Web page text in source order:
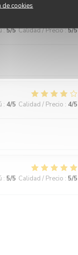
de cookies
:5/5 Calidad / Precio:5/5
: 4/5 Calidad / Precio : 4/5
: 5/5 Calidad / Precio : 5/5